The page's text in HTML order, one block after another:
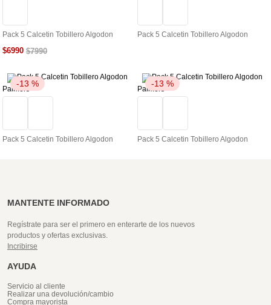
Pack 5 Calcetin Tobillero Algodon
$6990 $7990
Pack 5 Calcetin Tobillero Algodon
-13 %
Palmers
Pack 5 Calcetin Tobillero Algodon
-13 %
Palmers
Pack 5 Calcetin Tobillero Algodon
MANTENTE INFORMADO
Regístrate para ser el primero en enterarte de los nuevos
productos y ofertas exclusivas.
Incribirse
AYUDA
Servicio al cliente
Realizar una devolución/cambio
Compra mayorista